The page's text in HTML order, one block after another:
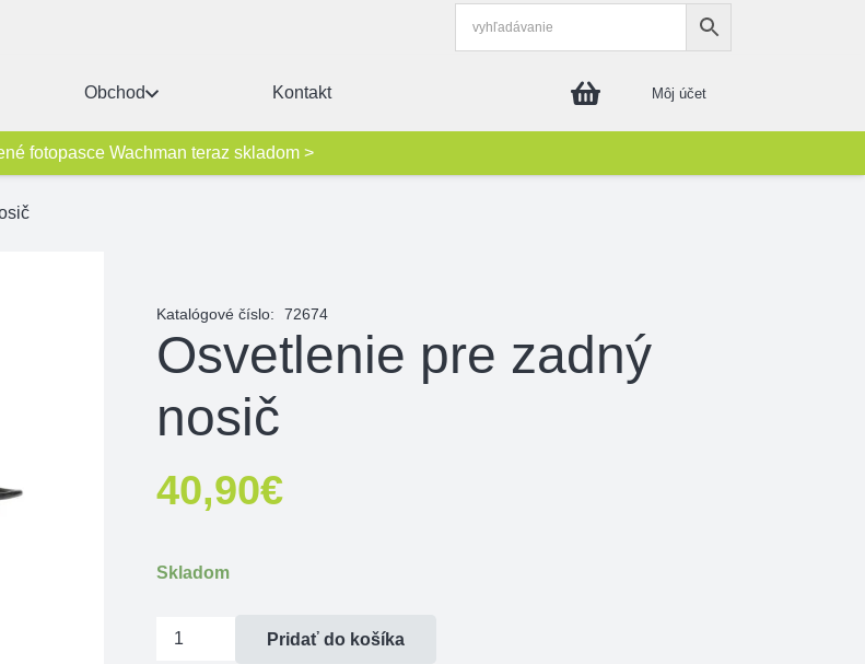
Obchod Kontakt Môj účet
fotopasce Wachman teraz skladom >
Katalógové číslo: 72674
Osvetlenie pre zadný
nosič
40,90€
Skladom
množstvo
Pridať do košíka